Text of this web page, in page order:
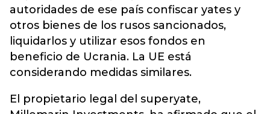
autoridades de ese país confiscar yates y
otros bienes de los rusos sancionados,
liquidarlos y utilizar esos fondos en
beneficio de Ucrania. La UE está
considerando medidas similares.
El propietario legal del superyate,